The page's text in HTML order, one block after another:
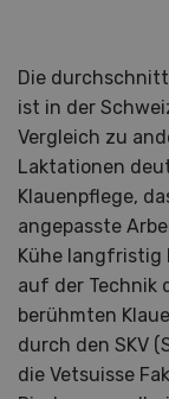
Die
ist in der
Vergleich zu
Laktationen
Klauenpflege,
angepasste
Kühe langfristig
auf der Technik
berühmten
durch den SKV
die Vetsuisse